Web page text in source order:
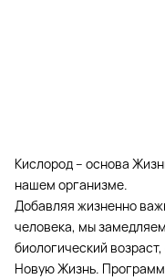
Кислород – основа
нашем организме.
Добавляя жизненно
человека, мы
биологический
Новую Жизнь.